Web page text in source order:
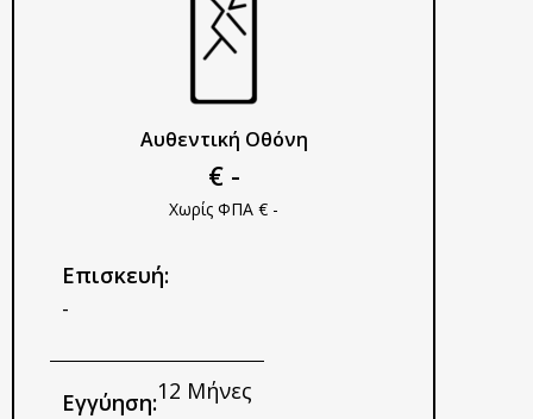
Αυθεντική Οθόνη
€ -
Χωρίς ΦΠΑ € -
Επισκευή:
-
Εγγύηση:12 Μήνες